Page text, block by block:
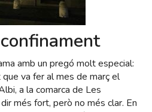
amb un pregó molt especial:
va fer al mes de març el
a la comarca de Les
més fort, però no més clar. En